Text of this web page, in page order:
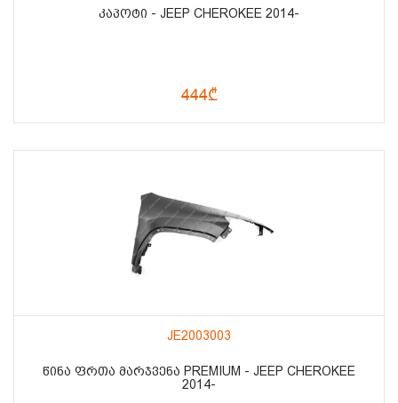
ᲙᲐᲞᲝᲢᲘ - JEEP CHEROKEE 2014-
444₾
JE2003003
ᲬᲘᲜᲐ ᲤᲠᲗᲐ ᲛᲐᲠᲯᲕᲔᲜᲐ PREMIUM - JEEP CHEROKEE
2014-